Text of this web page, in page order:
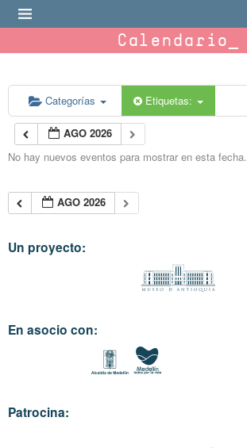
Calendario
Categorías Etiquetas:
AGO 2026
No hay nuevos eventos para mostrar en esta fecha.
AGO 2026
Un proyecto:
En asocio con:
Patrocina: